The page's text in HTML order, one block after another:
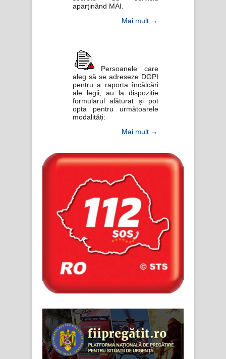
Mai mult →
aparținând MAI.
Mai mult →
Persoanele care
aleg să se adreseze DGPI
pentru a raporta încălcări
ale legii, au la dispoziție
formularul alăturat și pot
opta pentru următoarele
modalități: